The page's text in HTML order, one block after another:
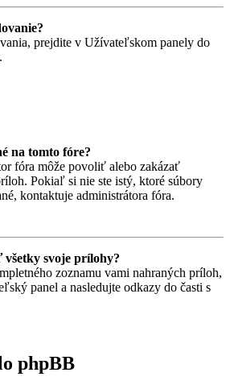
prejdite v Užívateľskom panely do
na tomto fóre?
fóra môže povoliť alebo zakázať
Pokiaľ si nie ste istý, ktoré súbory
kontaktuje administrátora fóra.
svoje prílohy?
zoznamu vami nahraných príloh,
panel a nasledujte odkazy do časti s
phpBB